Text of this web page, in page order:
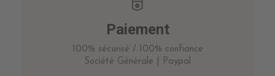
Paiement
100% sécurisé / 100% confiance
Société Générale | Paypal